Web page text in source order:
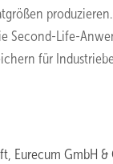
Second-Life-
für
Eurecum GmbH &